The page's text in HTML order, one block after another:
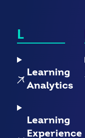
L
Learning
Analytics
Learning
Experience